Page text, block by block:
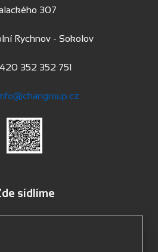
307
Rychnov - Sokolov
352 352 751
sídlíme